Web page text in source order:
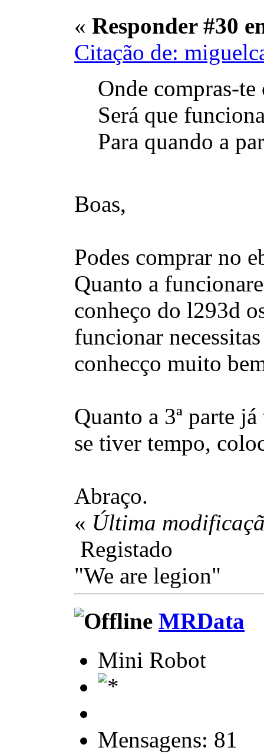
« Responder #30
Citação de:
Onde compras-te
Será que
Para quando a
Boas,
Podes comprar no
Quanto a
conheço do l293d
funcionar
conhecço muito
Quanto a 3ª parte
se tiver tempo,
Abraço.
« Última
Registado
"We are legion"
MRData
Mini Robot
Mensagens: 81